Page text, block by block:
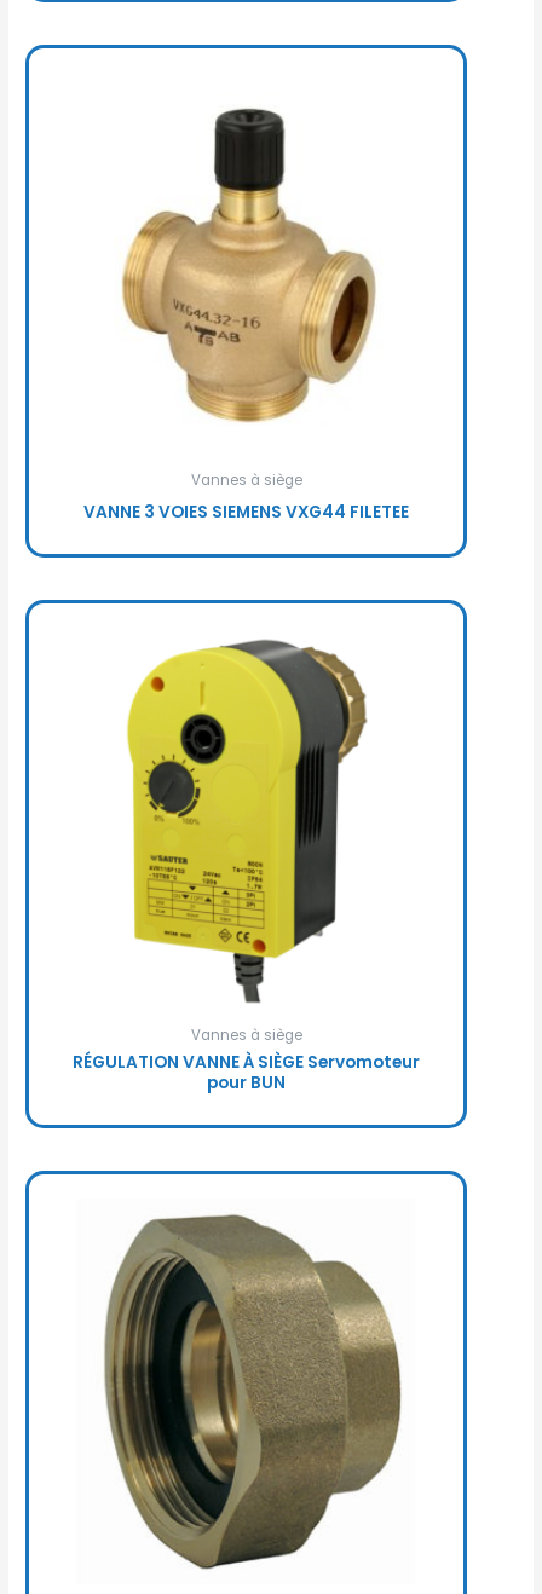
Vannes à siège
VANNE 3 VOIES SIEMENS VXG44 FILETEE
Vannes à siège
RÉGULATION VANNE À SIÈGE Servomoteur
pour BUN